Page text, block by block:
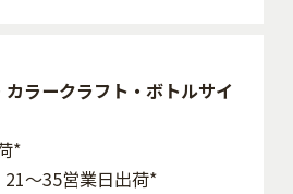
ラークラフト・ボトルサイ
*
21～35営業日出荷*